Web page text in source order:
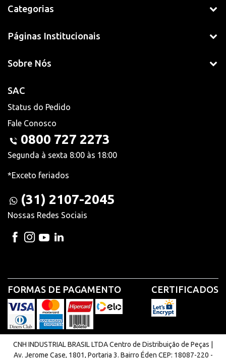
Categorias
Páginas Institucionais
Sobre Nós
SAC
Status do Pedido
Fale Conosco
0800 727 2273
Segunda à sexta 8:00 às 18:00
*Exceto feriados
(31) 2107-2045
Nossas Redes Sociais
FORMAS DE PAGAMENTO CERTIFICADOS
CNH INDUSTRIAL BRASIL LTDA Centro de Distribuição de Peças |
Av. Jerome Case, 1801, Portaria 3. Bairro Éden CEP: 18087-220 -